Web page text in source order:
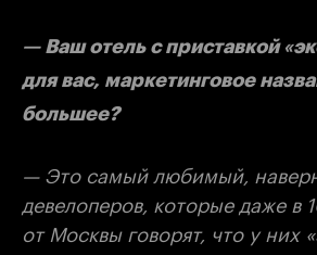
— Ваш отель с приставкой
для вас, маркетинговое
большее?
— Это самый любимый,
девелоперов, которые даже в
от Москвы говорят, что у них